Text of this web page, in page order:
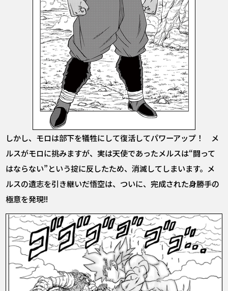
しかし、モロは部下を犠牲にして復活してパワーアップ！ メ
ルスがモロに挑みますが、実は天使であったメルスは“闘って
はならない”という掟に反したため、消滅してしまいます。メ
ルスの遺志を引き継いだ悟空は、ついに、完成された身勝手の
極意を発現!!